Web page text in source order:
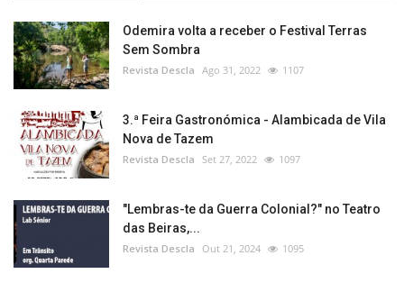
Odemira volta a receber o Festival Terras
Sem Sombra
Revista Descla Ago 31, 2022 1107
3.ª Feira Gastronómica - Alambicada de Vila
Nova de Tazem
Revista Descla Set 27, 2022 1097
"Lembras-te da Guerra Colonial?" no Teatro
das Beiras,...
Revista Descla Out 21, 2024 1095